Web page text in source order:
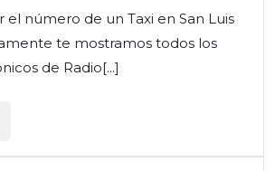
el número de un Taxi en San Luis
te mostramos todos los
de Radio[...]